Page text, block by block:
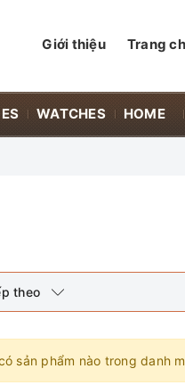
Giới thiệu Trang
WATCHES HOME
theo
sản phẩm nào trong danh